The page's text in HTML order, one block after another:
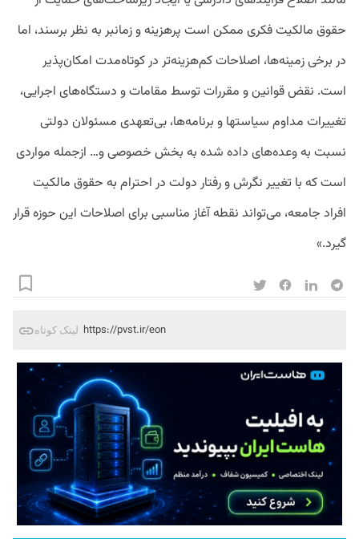
حقوق مالکیت فکری ممکن است پرهزینه و زمانبر به نظر برسند، اما
در برخی زمینه‌ها، اصلاحات کم‌هزینه‌تر در کوتاه‌مدت امکان‌پذیر
است. نقض قوانین و مقررات توسط مقامات و دستگاه‌های اجرایی،
تغییرات مداوم سیاستها و برنامه‌ها، بی‌تعهدی مسئولان دولتی
نسبت به وعده‌های داده شده به بخش خصوصی و… ازجمله مواردی
است که با تغییر نگرش و رفتار دولت در احترام به حقوق مالکیت
افراد جامعه، می‌تواند نقطه آغاز مناسبی برای اصلاحات این حوزه قرار
گیرد.»
لینک کوتاه https://pvst.ir/eon